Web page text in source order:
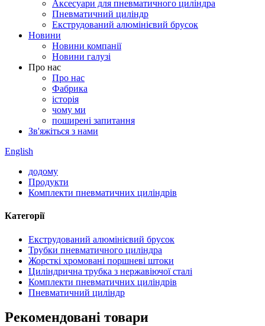
Аксесуари для пневматичного циліндра
Пневматичний циліндр
Екструдований алюмінієвий брусок
Новини
Новини компанії
Новини галузі
Про нас
Про нас
Фабрика
історія
чому ми
поширені запитання
Зв'яжіться з нами
English
додому
Продукти
Комплекти пневматичних циліндрів
Категорії
Екструдований алюмінієвий брусок
Трубки пневматичного циліндра
Жорсткі хромовані поршневі штоки
Циліндрична трубка з нержавіючої сталі
Комплекти пневматичних циліндрів
Пневматичний циліндр
Рекомендовані товари